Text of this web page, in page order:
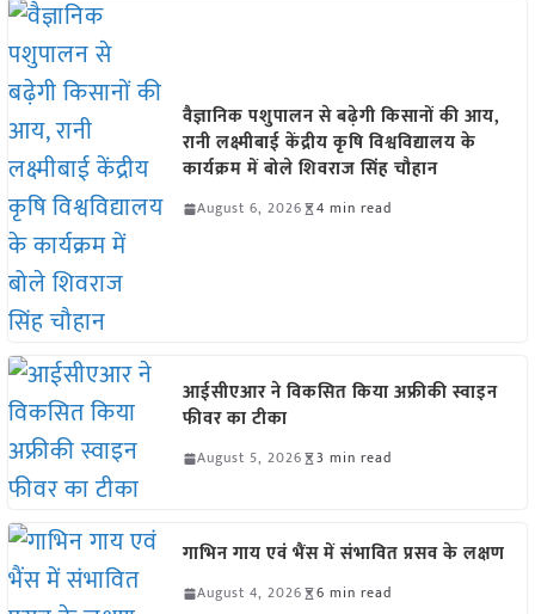
वैज्ञानिक पशुपालन से बढ़ेगी किसानों की आय,
रानी लक्ष्मीबाई केंद्रीय कृषि विश्वविद्यालय के
कार्यक्रम में बोले शिवराज सिंह चौहान
August 6, 2026 4 min read
आईसीएआर ने विकसित किया अफ्रीकी स्वाइन
फीवर का टीका
August 5, 2026 3 min read
गाभिन गाय एवं भैंस में संभावित प्रसव के लक्षण
August 4, 2026 6 min read